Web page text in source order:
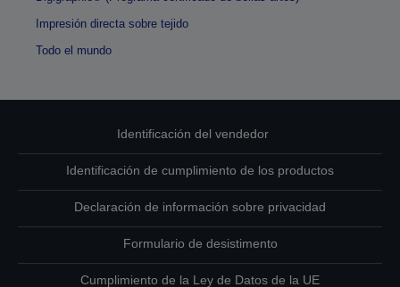
Impresión directa sobre tejido
Todo el mundo
Identificación del vendedor
Identificación de cumplimiento de los productos
Declaración de información sobre privacidad
Formulario de desistimento
Cumplimiento de la Ley de Datos de la UE